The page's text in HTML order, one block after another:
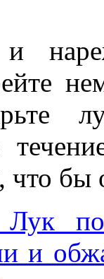
и
что бы